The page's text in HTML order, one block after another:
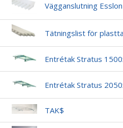
Vägganslutning
Tätningslist för
Entrétak Stratus
Entrétak Stratus
TAK$